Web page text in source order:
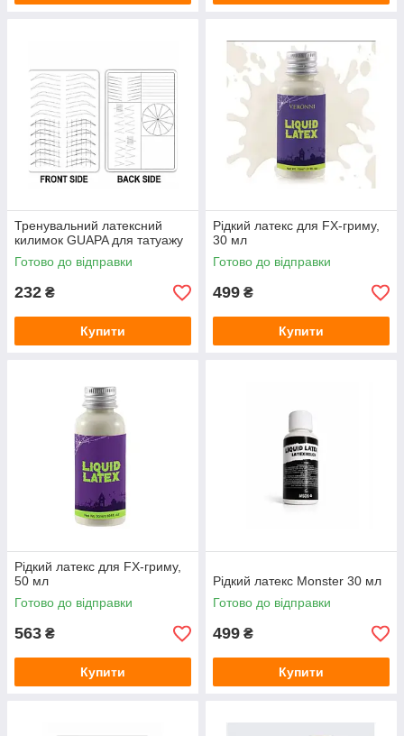
Тренувальний латексний
килимок GUAPA для татуажу
Готово до відправки
232 ₴
Купити
Рідкий латекс для FX-гриму,
30 мл
Готово до відправки
499 ₴
Купити
Рідкий латекс для FX-гриму,
50 мл
Готово до відправки
563 ₴
Купити
Рідкий латекс Monster 30 мл
Готово до відправки
499 ₴
Купити